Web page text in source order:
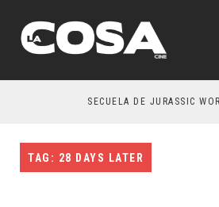
SECUELA DE JURASSIC
TAG: 28 DAYS LATER